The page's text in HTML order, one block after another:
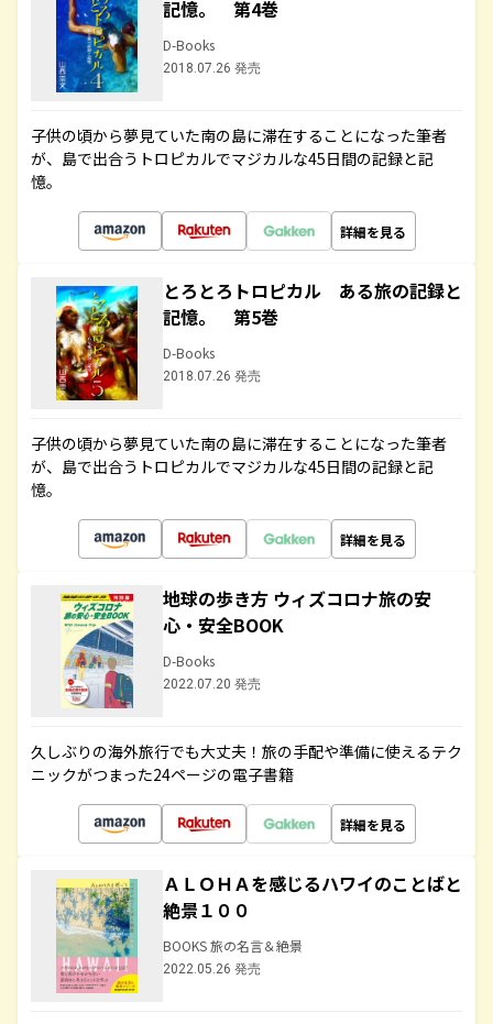
記憶。 第4巻
D-Books
2018.07.26 発売
子供の頃から夢見ていた南の島に滞在することになった筆者
が、島で出合うトロピカルでマジカルな45日間の記録と記
憶。
詳細を見る
とろとろトロピカル ある旅の記録と
記憶。 第5巻
D-Books
2018.07.26 発売
子供の頃から夢見ていた南の島に滞在することになった筆者
が、島で出合うトロピカルでマジカルな45日間の記録と記
憶。
詳細を見る
地球の歩き方 ウィズコロナ旅の安
心・安全BOOK
D-Books
2022.07.20 発売
久しぶりの海外旅行でも大丈夫！旅の手配や準備に使えるテク
ニックがつまった24ページの電子書籍
詳細を見る
ＡＬＯＨＡを感じるハワイのことばと
絶景１００
BOOKS 旅の名言＆絶景
2022.05.26 発売